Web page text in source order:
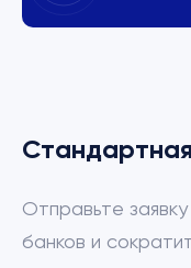
Отправьте
банков и